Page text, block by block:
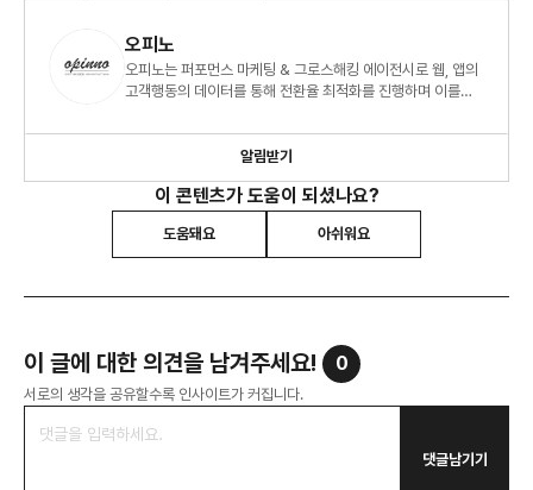
오피노
오피노는 퍼포먼스 마케팅 & 그로스해킹 에이전시로 웹, 앱의
고객행동의 데이터를 통해 전환율 최적화를 진행하며 이를
알림받기
이 콘텐츠가 도움이 되셨나요?
도움돼요 아쉬워요
이 글에 대한 의견을 남겨주세요! 0
서로의 생각을 공유할수록 인사이트가 커집니다.
댓글남기기